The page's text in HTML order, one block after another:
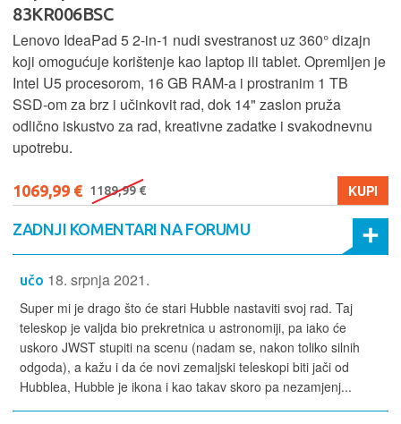
83KR006BSC
Lenovo IdeaPad 5 2‑in‑1 nudi svestranost uz 360° dizajn
koji omogućuje korištenje kao laptop ili tablet. Opremljen je
Intel U5 procesorom, 16 GB RAM-a i prostranim 1 TB
SSD‑om za brz i učinkovit rad, dok 14" zaslon pruža
odlično iskustvo za rad, kreativne zadatke i svakodnevnu
upotrebu.
1069,99 € 1189,99 € KUPI
ZADNJI KOMENTARI NA FORUMU
učo 18. srpnja 2021.
Super mi je drago što će stari Hubble nastaviti svoj rad. Taj
teleskop je valjda bio prekretnica u astronomiji, pa iako će
uskoro JWST stupiti na scenu (nadam se, nakon toliko silnih
odgoda), a kažu i da će novi zemaljski teleskopi biti jači od
Hubblea, Hubble je ikona i kao takav skoro pa nezamjenj...